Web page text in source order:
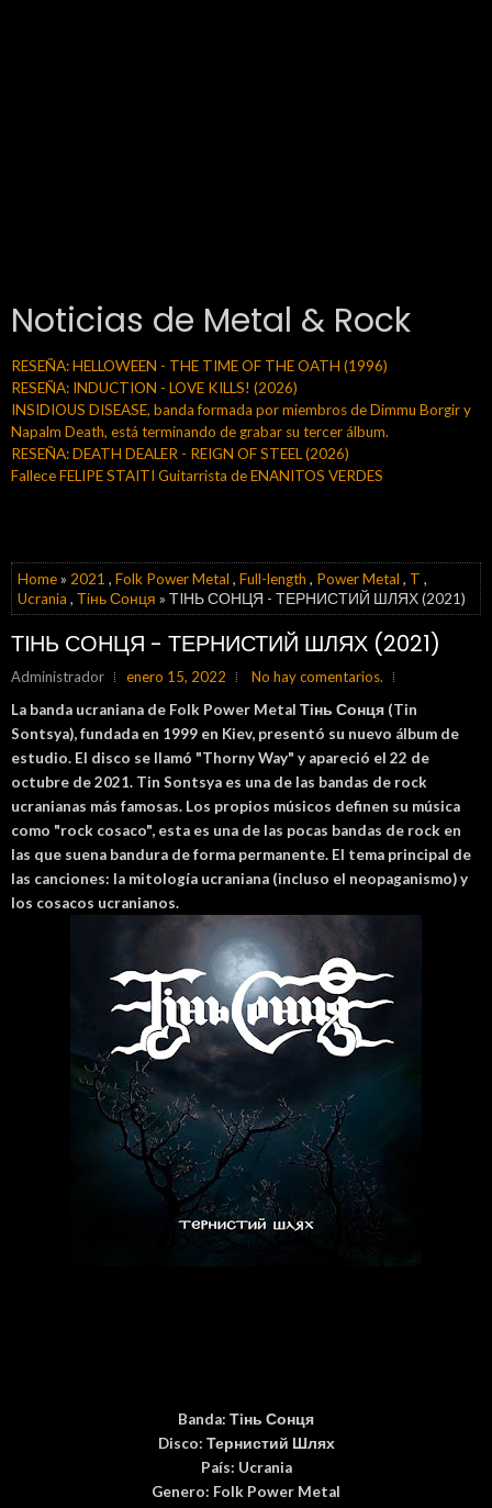
Noticias de Metal & Rock
RESEÑA: HELLOWEEN - THE TIME OF THE OATH (1996)
RESEÑA: INDUCTION - LOVE KILLS! (2026)
INSIDIOUS DISEASE, banda formada por miembros de Dimmu Borgir y
Napalm Death, está terminando de grabar su tercer álbum.
RESEÑA: DEATH DEALER - REIGN OF STEEL (2026)
Fallece FELIPE STAITI Guitarrista de ENANITOS VERDES
Home» 2021 , Folk Power Metal , Full-length , Power Metal , T ,
Ucrania , Тiнь Сонця » ТIНЬ СОНЦЯ - ТЕРНИСТИЙ ШЛЯХ (2021)
ТIНЬ СОНЦЯ - ТЕРНИСТИЙ ШЛЯХ (2021)
Administrador enero 15, 2022
No hay comentarios.
La banda ucraniana de Folk Power Metal Тiнь Сонця (Tin
Sontsya), fundada en 1999 en Kiev, presentó su nuevo álbum de
estudio. El disco se llamó "Thorny Way" y apareció el 22 de
octubre de 2021. Tin Sontsya es una de las bandas de rock
ucranianas más famosas. Los propios músicos definen su música
como "rock cosaco", esta es una de las pocas bandas de rock en
las que suena bandura de forma permanente. El tema principal de
las canciones: la mitología ucraniana (incluso el neopaganismo) y
los cosacos ucranianos.
Banda: Тiнь Сонця
Disco: Тернистий Шлях
País: Ucrania
Genero: Folk Power Metal